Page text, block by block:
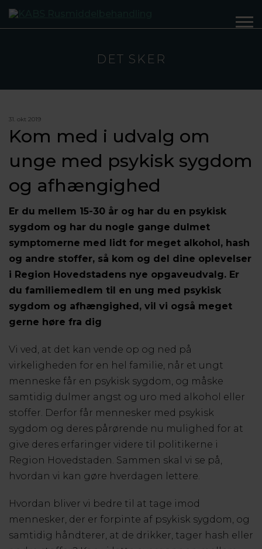
DET SKER
31. okt 2019
Kom med i udvalg om
unge med psykisk sygdom
og afhængighed
Er du mellem 15-30 år og har du en psykisk
sygdom og har du nogle gange dulmet
symptomerne med lidt for meget alkohol, hash
og andre stoffer, så kom og del dine oplevelser
i Region Hovedstadens nye opgaveudvalg. Er
du familiemedlem til en ung med psykisk
sygdom og afhængighed, vil vi også meget
gerne høre fra dig
Vi ved, at det kan vende op og ned på
virkeligheden for en hel familie, når et ungt
menneske får en psykisk sygdom, og måske
samtidig dulmer angst og uro med alkohol eller
stoffer. Derfor får mennesker med psykisk
sygdom og deres pårørende nu mulighed for at
give deres erfaringer videre til politikerne i
Region Hovedstaden. Sammen skal vi se på,
hvordan vi kan gøre hverdagen lettere.
Hvordan bliver vi bedre til at tage imod
mennesker, der er forpinte af psykisk sygdom, og
samtidig håndterer, at de drikker, tager hash eller